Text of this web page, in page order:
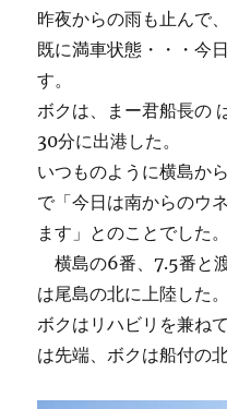
昨夜からの雨も止んで
既に満車状態・・・今
す。
ボクは、まー君船長の
30分に出港した。
いつものように横島か
で「今日は南からのウ
ます」とのことでした。
横島の6番、7.5番と
は尾島の北に上陸した。
ボクはリハビリを兼ね
は先端、ボクは船付の